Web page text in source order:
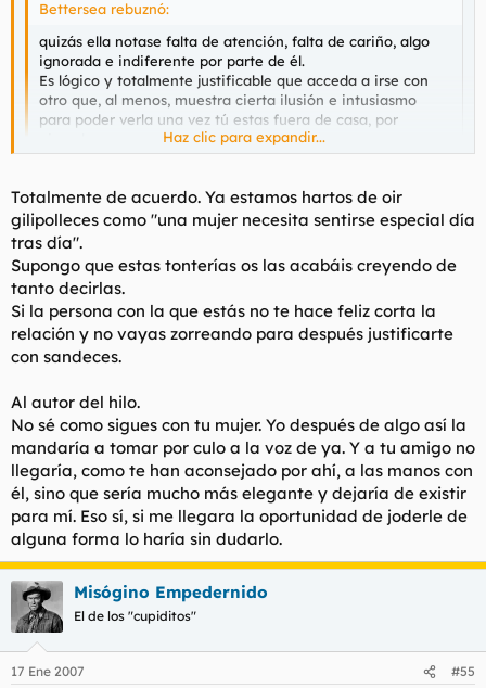
Bettersea rebuznó:
quizás ella notase falta de atención, falta de cariño, algo
ignorada e indiferente por parte de él.
Es lógico y totalmente justificable que acceda a irse con
otro que, al menos, muestra cierta ilusión e intusiasmo
para poder verla una vez tú estas fuera de casa, por
Una mujer necesita sentirse especial día tras día. Y para
Eso es una falacia, con perdón. La típica excusa de las mujeres
para justificar una infidelidad.
Eso sí, los hombres ponen cuernos porque son unos cerdos.
Pues muy bien...
Haz clic para expandir...
Totalmente de acuerdo. Ya estamos hartos de oir
gilipolleces como "una mujer necesita sentirse especial día
tras día".
Supongo que estas tonterías os las acabáis creyendo de
tanto decirlas.
Si la persona con la que estás no te hace feliz corta la
relación y no vayas zorreando para después justificarte
con sandeces.
Al autor del hilo.
No sé como sigues con tu mujer. Yo después de algo así la
mandaría a tomar por culo a la voz de ya. Y a tu amigo no
llegaría, como te han aconsejado por ahí, a las manos con
él, sino que sería mucho más elegante y dejaría de existir
para mí. Eso sí, si me llegara la oportunidad de joderle de
alguna forma lo haría sin dudarlo.
Misógino Empedernido
El de los "cupiditos"
17 Ene 2007 #55